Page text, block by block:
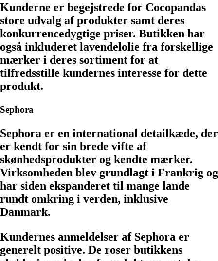
Kunderne er begejstrede for Cocopandas
store udvalg af produkter samt deres
konkurrencedygtige priser. Butikken har
også inkluderet lavendelolie fra forskellige
mærker i deres sortiment for at
tilfredsstille kundernes interesse for dette
produkt.
Sephora
Sephora er en international detailkæde, der
er kendt for sin brede vifte af
skønhedsprodukter og kendte mærker.
Virksomheden blev grundlagt i Frankrig og
har siden ekspanderet til mange lande
rundt omkring i verden, inklusive
Danmark.
Kundernes anmeldelser af Sephora er
generelt positive. De roser butikkens